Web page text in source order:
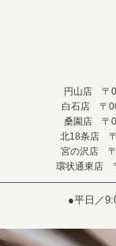
円山店 〒
白石店 〒
桑園店 〒
北18条店 〒
宮の沢店 〒
環状通東店
●平日／